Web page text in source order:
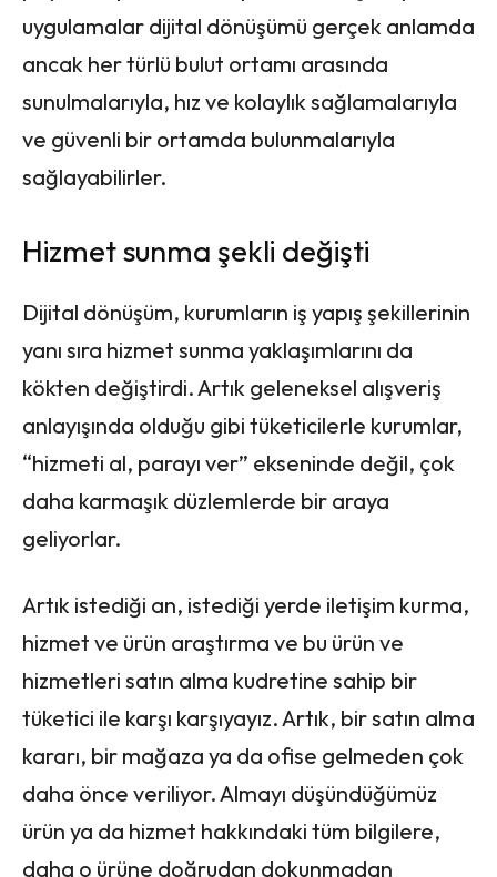
uygulamalar dijital dönüşümü gerçek anlamda
ancak her türlü bulut ortamı arasında
sunulmalarıyla, hız ve kolaylık sağlamalarıyla
ve güvenli bir ortamda bulunmalarıyla
sağlayabilirler.
Hizmet sunma şekli değişti
Dijital dönüşüm, kurumların iş yapış şekillerinin
yanı sıra hizmet sunma yaklaşımlarını da
kökten değiştirdi. Artık geleneksel alışveriş
anlayışında olduğu gibi tüketicilerle kurumlar,
“hizmeti al, parayı ver” ekseninde değil, çok
daha karmaşık düzlemlerde bir araya
geliyorlar.
Artık istediği an, istediği yerde iletişim kurma,
hizmet ve ürün araştırma ve bu ürün ve
hizmetleri satın alma kudretine sahip bir
tüketici ile karşı karşıyayız. Artık, bir satın alma
kararı, bir mağaza ya da ofise gelmeden çok
daha önce veriliyor. Almayı düşündüğümüz
ürün ya da hizmet hakkındaki tüm bilgilere,
daha o ürüne doğrudan dokunmadan